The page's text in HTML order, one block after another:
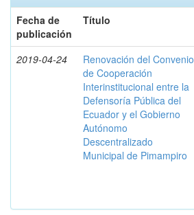
Fecha de
publicación
Título
2019-04-24
Renovación del Convenio
de Cooperación
Interinstitucional entre la
Defensoría Pública del
Ecuador y el Gobierno
Autónomo
Descentralizado
Municipal de Pimampiro